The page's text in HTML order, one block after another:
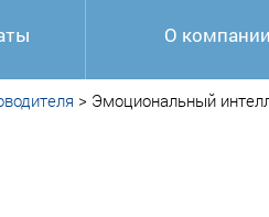
О компании
> Эмоциональный